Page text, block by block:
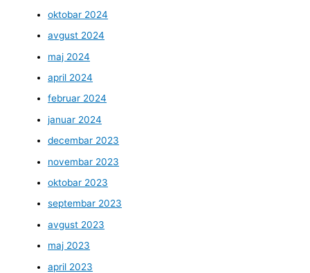
oktobar 2024
avgust 2024
maj 2024
april 2024
februar 2024
januar 2024
decembar 2023
novembar 2023
oktobar 2023
septembar 2023
avgust 2023
maj 2023
april 2023